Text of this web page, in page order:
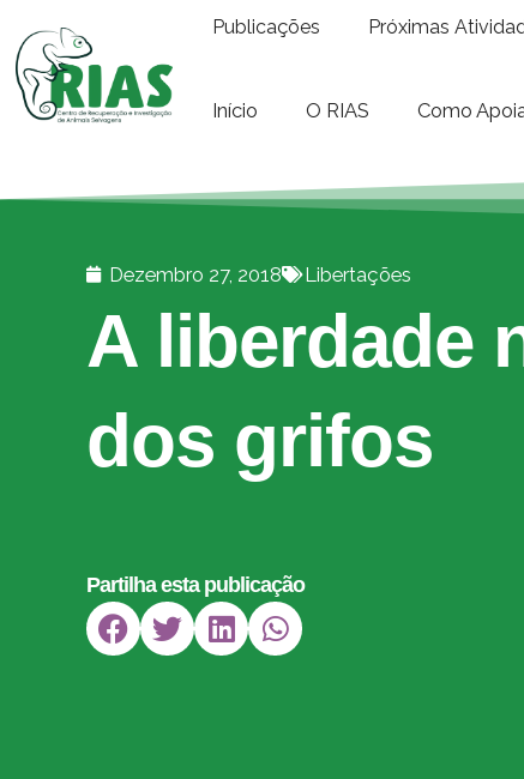
Publicações Próximas
Início O RIAS Como
Dezembro 27, 2018 Libertações
A liberdade
dos grifos
Partilha esta publicação